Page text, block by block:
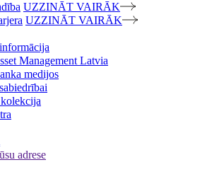
UZZINĀT VAIRĀK
UZZINĀT VAIRĀK
Management Latvia
medijos
adrese